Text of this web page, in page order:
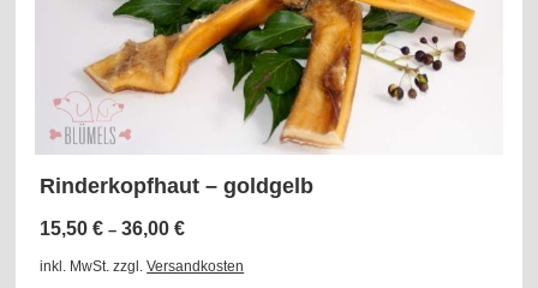
Rinderkopfhaut – goldgelb
15,50€ –36,00€
inkl. MwSt. zzgl.Versandkosten